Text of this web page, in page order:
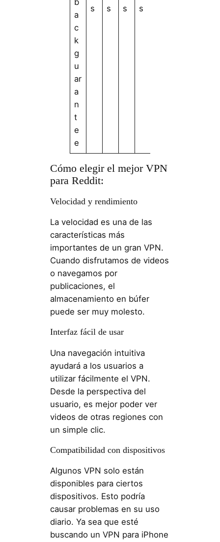
b
a
c
k
g
u
ar
a
n
t
e
e
s
s
s
s
Cómo elegir el mejor VPN
para Reddit:
Velocidad y rendimiento
La velocidad es una de las
características más
importantes de un gran VPN.
Cuando disfrutamos de videos
o navegamos por
publicaciones, el
almacenamiento en búfer
puede ser muy molesto.
Interfaz fácil de usar
Una navegación intuitiva
ayudará a los usuarios a
utilizar fácilmente el VPN.
Desde la perspectiva del
usuario, es mejor poder ver
videos de otras regiones con
un simple clic.
Compatibilidad con dispositivos
Algunos VPN solo están
disponibles para ciertos
dispositivos. Esto podría
causar problemas en su uso
diario. Ya sea que esté
buscando un VPN para iPhone